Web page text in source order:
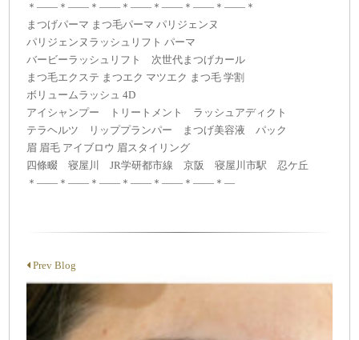
＊——＊——＊——＊——＊——＊——＊——＊
まつげパーマ まつ毛パーマ パリジェンヌ
パリジェンヌラッシュリフト パーマ
バービーラッシュリフト 次世代まつげカール
まつ毛エクステ まつエク マツエク まつ毛 学割
ボリュームラッシュ 4D
アイシャンプー トリートメント ラッシュアディクト
テラヘルツ リッププランパー まつげ美容液 パック
眉 眉毛 アイブロウ 眉スタイリング
四條畷 寝屋川 JR学研都市線 京阪 寝屋川市駅 忍ケ丘
＊——＊——＊——＊——＊——＊——＊—
Prev Blog